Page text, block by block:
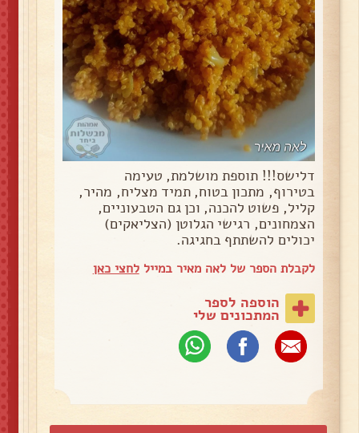
דלישס!!! תוספת מושלמת, טעימה
בטירוף, מתכון בטוח, תמיד מצליח, מהיר,
קליל, פשוט להכנה, וכן גם הטבעוניים,
הצמחונים, רגישי הגלוטן (הצליאקים)
יכולים להשתתף בחגיגה.
לקבלת הספר של לאה מאיר במייללחצי כאן
הוספה לספר
המתכונים שלי